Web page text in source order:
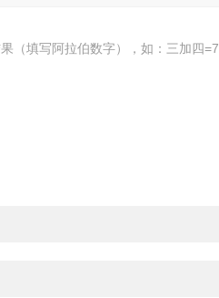
（填写阿拉伯数字），如：三加四=7